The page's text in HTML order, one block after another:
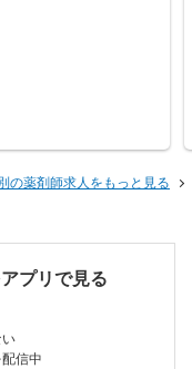
の薬剤師求人をもっと見る
プリで見る
信中